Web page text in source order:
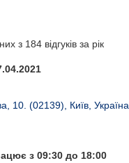
з 184 відгуків за рік
10. (02139), Київ, Україна
з 09:30 до 18:00